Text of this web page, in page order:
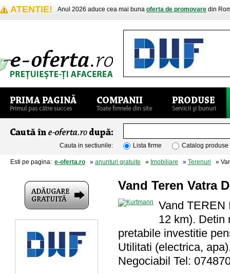
ATENTIE! Anul 2026 aduce cea mai buna oferta de promovare din
Cauta in sectiunile: Lista firme Catalog produse
Esti pe pagina: e-oferta.ro » anunturi gratuite » Imobiliare » Terenuri »
Vand Teren Vatra
Vand TEREN
12 km). Detin
pretabile investitie
Utilitati (electrica,
Negociabil Tel: